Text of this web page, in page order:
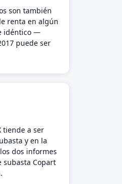
son también
renta en algún
idéntico —
puede ser
tiende a ser
y en la
dos informes
subasta Copart